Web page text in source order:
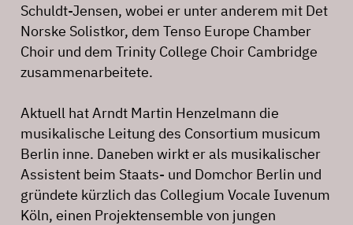
Schuldt-Jensen, wobei er unter anderem mit Det
Norske Solistkor, dem Tenso Europe Chamber
Choir und dem Trinity College Choir Cambridge
zusammenarbeitete.
Aktuell hat Arndt Martin Henzelmann die
musikalische Leitung des Consortium musicum
Berlin inne. Daneben wirkt er als musikalischer
Assistent beim Staats- und Domchor Berlin und
gründete kürzlich das Collegium Vocale Iuvenum
Köln, einen Projektensemble von jungen